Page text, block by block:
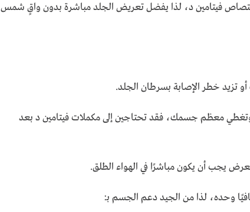
فيتامين د، لذا يفضل تعريض الجلد مباشرة بدون واقٍ شمس
تزيد خطر الإصابة بسرطان الجلد.
معظم جسمك، فقد تحتاجين إلى مكملات فيتامين د بعد
يجب أن يكون مباشرًا في الهواء الطلق.
وحده، لذا من الجيد دعم الجسم بـ: